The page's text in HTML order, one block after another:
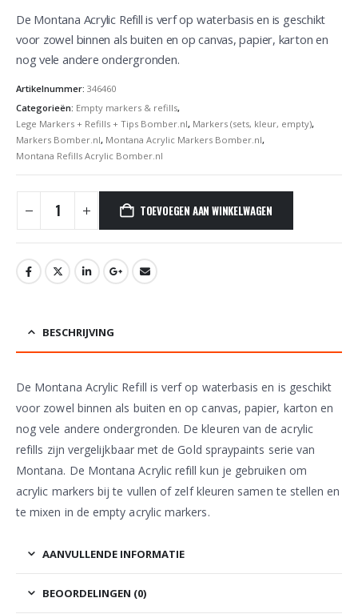
De Montana Acrylic Refill is verf op waterbasis en is geschikt
voor zowel binnen als buiten en op canvas, papier, karton en
nog vele andere ondergronden.
Artikelnummer: 346460
Categorieën: Empty markers & refills,
Lege Markers + Refills + Tips Bomber.nl, Markers (sets, kleur, empty),
Markers Bomber.nl, Montana Acrylic Markers Bomber.nl,
Montana Refills Acrylic Bomber.nl
TOEVOEGEN AAN WINKELWAGEN
BESCHRIJVING
De Montana Acrylic Refill is verf op waterbasis en is geschikt
voor zowel binnen als buiten en op canvas, papier, karton en
nog vele andere ondergronden. De kleuren van de acrylic
refills zijn vergelijkbaar met de Gold spraypaints serie van
Montana. De Montana Acrylic refill kun je gebruiken om
acrylic markers bij te vullen of zelf kleuren samen te stellen en
te mixen in de empty acrylic markers.
AANVULLENDE INFORMATIE
BEOORDELINGEN (0)